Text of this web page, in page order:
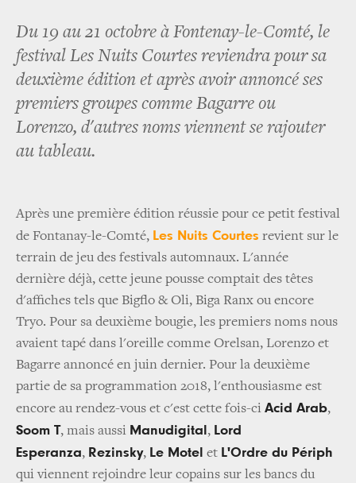
Du 19 au 21 octobre à Fontenay-le-Comté, le
festival Les Nuits Courtes reviendra pour sa
deuxième édition et après avoir annoncé ses
premiers groupes comme Bagarre ou
Lorenzo, d'autres noms viennent se rajouter
au tableau.
Après une première édition réussie pour ce petit festival
de Fontanay-le-Comté, Les Nuits Courtes revient sur le
terrain de jeu des festivals automnaux. L'année
dernière déjà, cette jeune pousse comptait des têtes
d'affiches tels que Bigflo & Oli, Biga Ranx ou encore
Tryo. Pour sa deuxième bougie, les premiers noms nous
avaient tapé dans l'oreille comme Orelsan, Lorenzo et
Bagarre annoncé en juin dernier. Pour la deuxième
partie de sa programmation 2018, l'enthousiasme est
encore au rendez-vous et c'est cette fois-ci Acid Arab,
Soom T, mais aussi Manudigital , Lord
Esperanza, Rezinsky, Le Motel et L'Ordre du Périph
qui viennent rejoindre leur copains sur les bancs du